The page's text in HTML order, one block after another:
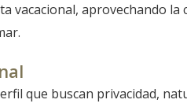
aprovechando la
que buscan privacidad,